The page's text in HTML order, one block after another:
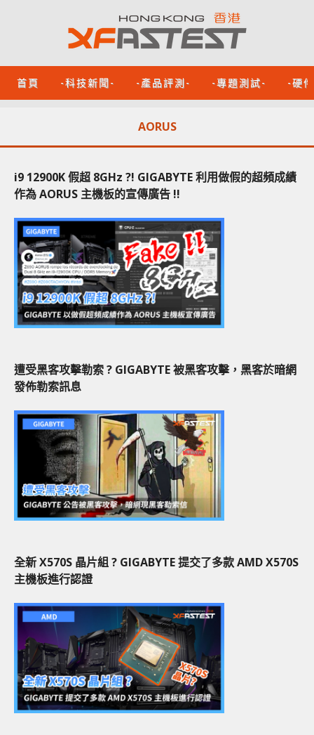
首頁 -科技新聞- -產品評測- -專題測試- -硬
AORUS
i9 12900K 假超 8GHz ?! GIGABYTE 利用做假的超頻成績
作為 AORUS 主機板的宣傳廣告 !!
遭受黑客攻擊勒索 ? GIGABYTE 被黑客攻擊，黑客於暗網
發佈勒索訊息
全新 X570S 晶片組 ? GIGABYTE 提交了多款 AMD X570S
主機板進行認證